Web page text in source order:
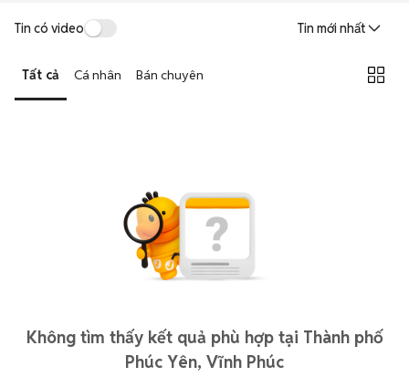
Tin có video Tin mới nhất
Tất cả Cá nhân Bán chuyên
Không tìm thấy kết quả phù hợp tại Thành phố
Phúc Yên, Vĩnh Phúc